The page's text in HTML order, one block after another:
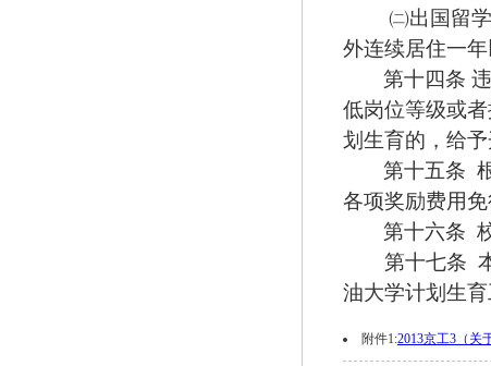
㈡出国留
外连续居住一
第十四条
低岗位等级或
划生育的，给予
第十五条
各项奖励费用免
第十六条
第十七条
油大学计划生
附件1:2013京工3（关